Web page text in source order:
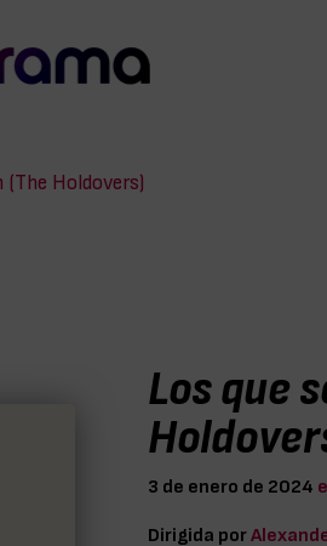
(The Holdovers)
Los que
3 de enero de 2024
Dirigida por